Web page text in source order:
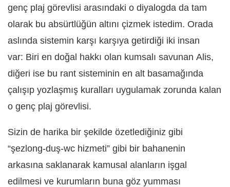
genç plaj görevlisi arasındaki o diyalogda da tam
olarak bu absürtlüğün altını çizmek istedim. Orada
aslında sistemin karşı karşıya getirdiği iki insan
var: Biri en doğal hakkı olan kumsalı savunan Alis,
diğeri ise bu rant sisteminin en alt basamağında
çalışıp yozlaşmış kuralları uygulamak zorunda kalan
o genç plaj görevlisi.
Sizin de harika bir şekilde özetlediğiniz gibi
“şezlong-duş-wc hizmeti” gibi bir bahanenin
arkasına saklanarak kamusal alanların işgal
edilmesi ve kurumların buna göz yumması